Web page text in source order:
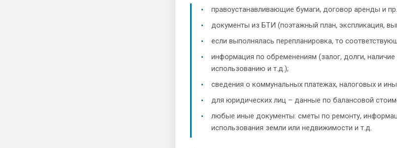
правоустанавливающие бумаги, договор аренды и
документы из БТИ (поэтажный план, экспликация,
если выполнялась перепланировка, то
информация по обременениям (залог, долги,
использованию и т.д.);
сведения о коммунальных платежах, налоговых и
для юридических лиц – данные по балансовой
любые иные документы: сметы по ремонту,
использования земли или недвижимости и т.д.